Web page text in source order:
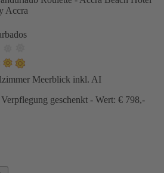
Accra
Meerblick inkl. AI
geschenkt - Wert: € 798,-